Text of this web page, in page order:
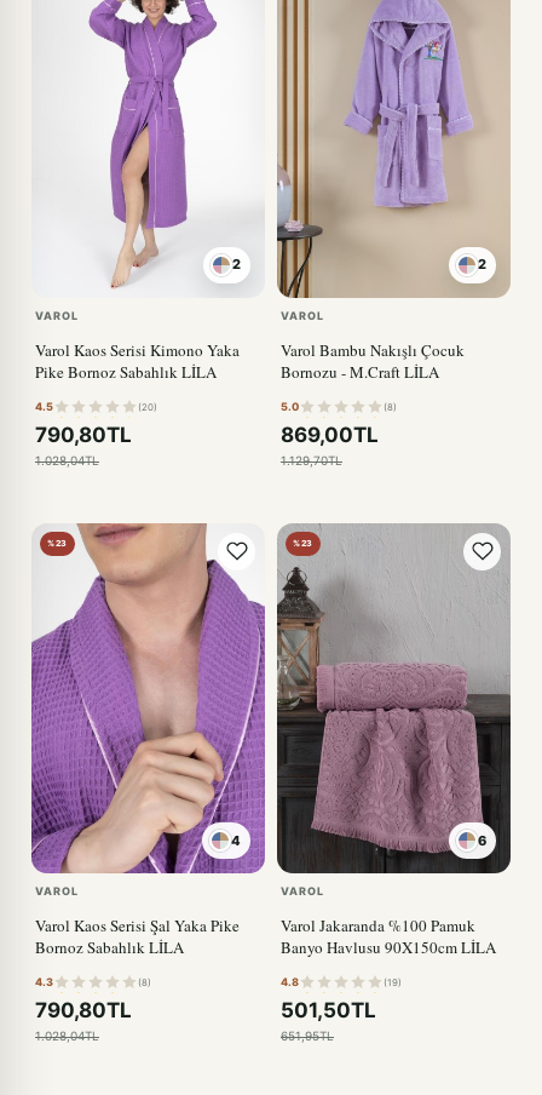
2
VAROL
Varol Kaos Serisi Kimono Yaka
Pike Bornoz Sabahlık LİLA
4.5 (20)
790,80TL
1.028,04TL
2
VAROL
Varol Bambu Nakışlı Çocuk
Bornozu - M.Craft LİLA
5.0 (8)
869,00TL
1.129,70TL
%23
4
PUDRA
VAROL
Varol Kaos Serisi Şal Yaka Pike
Bornoz Sabahlık LİLA
4.3 (8)
790,80TL
1.028,04TL
%23
6
VAROL
Varol Jakaranda %100 Pamuk
Banyo Havlusu 90X150cm LİLA
4.8 (19)
501,50TL
651,95TL